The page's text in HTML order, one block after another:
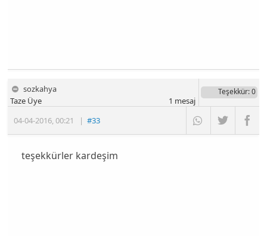
sozkahya
04-04-2016,00:21 |#33
Taze Üye
Teşekkür: 0
1 mesaj
teşekkürler kardeşim